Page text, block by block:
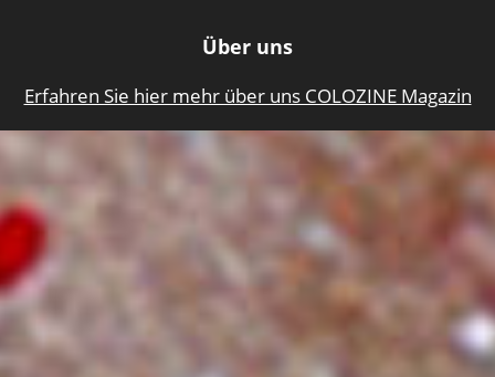
Über uns
Erfahren Sie hier mehr über uns COLOZINE Magazin
Impressum
Jazzie Fotos
POP ROCK
Köln
Jazz
Livestyle